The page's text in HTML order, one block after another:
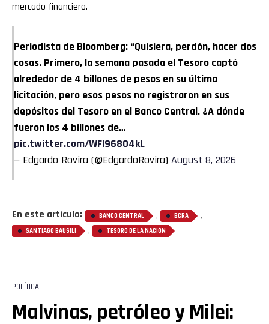
mercado financiero.
Periodista de Bloomberg: “Quisiera, perdón, hacer dos
cosas. Primero, la semana pasada el Tesoro captó
alrededor de 4 billones de pesos en su última
licitación, pero esos pesos no registraron en sus
depósitos del Tesoro en el Banco Central. ¿A dónde
fueron los 4 billones de…
pic.twitter.com/WFl96804kL
— Edgardo Rovira (@EdgardoRovira) August 8, 2026
En este artículo: BANCO CENTRAL , BCRA ,
SANTIAGO BAUSILI , TESORO DE LA NACIÓN
POLÍTICA
Malvinas, petróleo y Milei: